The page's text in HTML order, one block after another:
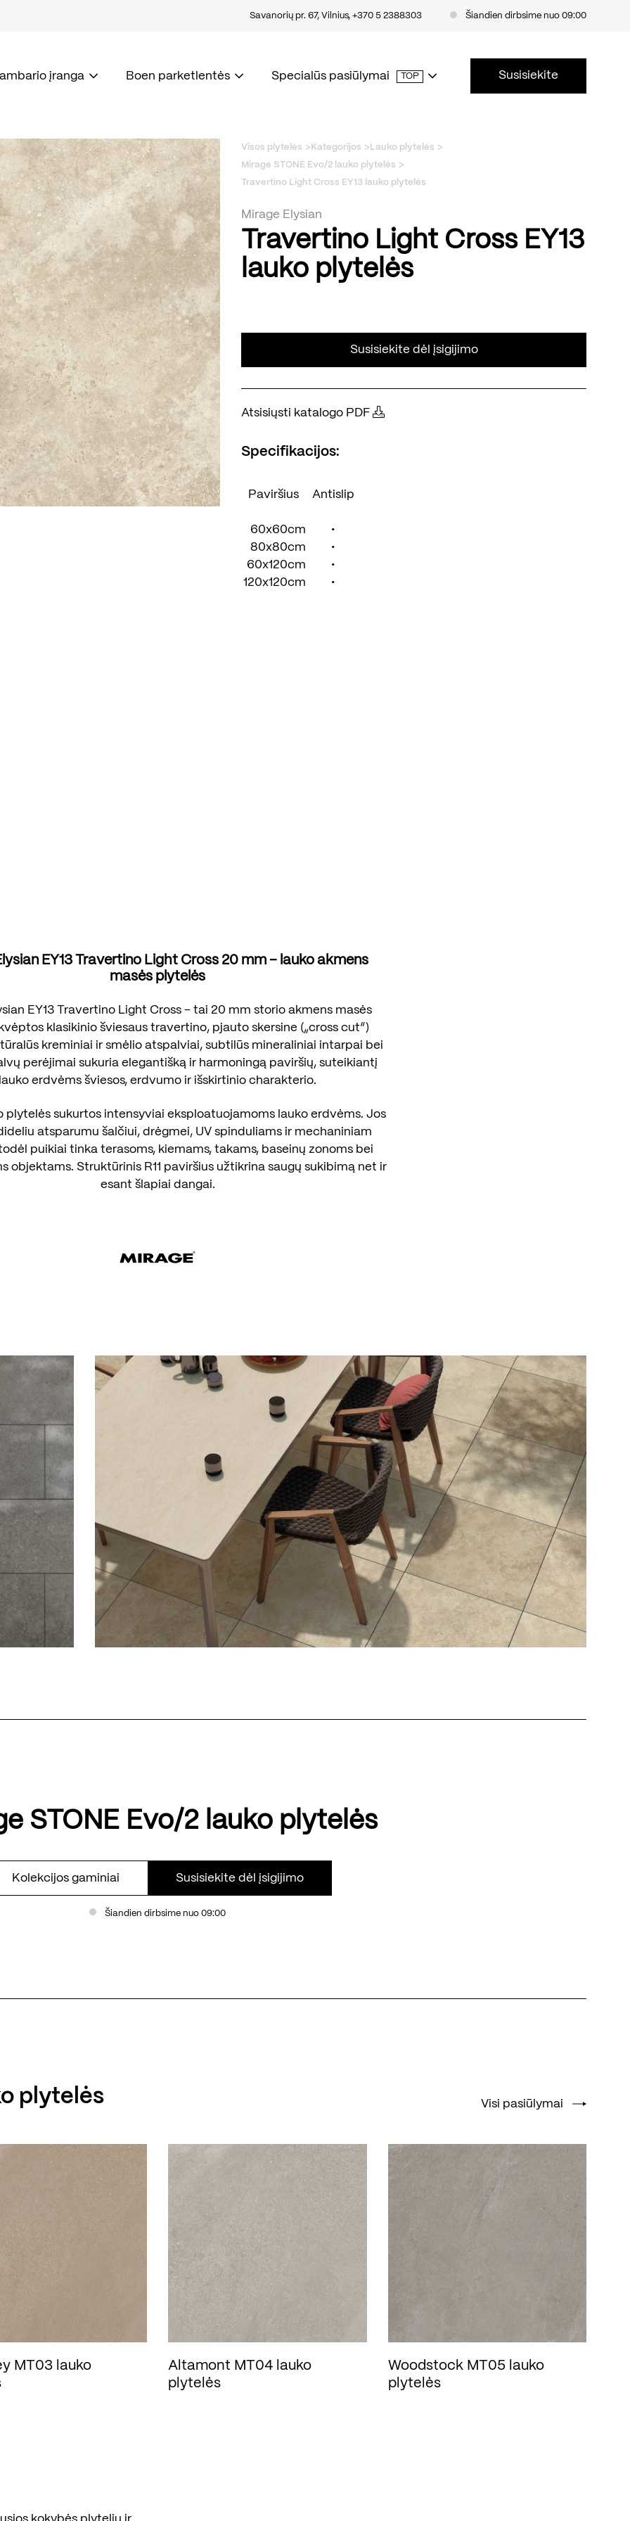
Savanorių pr. 67, Vilnius, +370 5 2388303 Šiandien dirbsime nuo 09:00
įranga Boen parketlentės Specialūs pasiūlymai TOP Susisiekite
Visos plytelės Kategorijos
Lauko plytelės
Mirage STONE Evo/2 lauko plytelės
Travertino Light Cross EY13 lauko plytelės
Mirage Elysian
Travertino Light Cross EY13
lauko plytelės
Susisiekite dėl įsigijimo
Atsisiųsti katalogo PDF
Specifikacijos:
Paviršius Antislip
60x60cm
•
80x80cm
•
60x120cm
•
120x120cm
•
EY13 Travertino Light Cross 20 mm – lauko akmens
masės plytelės
EY13 Travertino Light Cross – tai 20 mm storio akmens masės
klasikinio šviesaus travertino, pjauto skersine („cross cut“)
kreminiai ir smėlio atspalviai, subtilūs mineraliniai intarpai bei
perėjimai sukuria elegantišką ir harmoningą paviršių, suteikiantį
erdvėms šviesos, erdvumo ir išskirtinio charakterio.
plytelės sukurtos intensyviai eksploatuojamoms lauko erdvėms. Jos
atsparumu šalčiui, drėgmei, UV spinduliams ir mechaniniam
puikiai tinka terasoms, kiemams, takams, baseinų zonoms bei
objektams. Struktūrinis R11 paviršius užtikrina saugų sukibimą net ir
esant šlapiai dangai.
STONE Evo/2 lauko plytelės
Kolekcijos gaminiai Susisiekite dėl įsigijimo
Šiandien dirbsime nuo 09:00
plytelės Visi pasiūlymai
MT03 lauko
Altamont MT04 lauko
plytelės
Woodstock MT05 lauko
plytelės